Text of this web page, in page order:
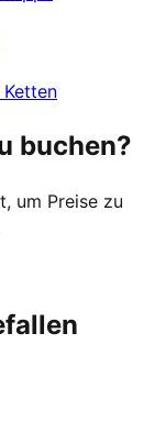
buchen?
um Preise zu